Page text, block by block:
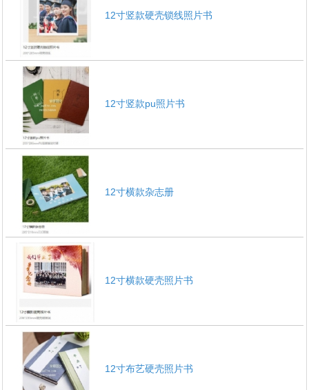
12寸竖款硬壳锁线照片书
12寸竖款pu照片书
12寸横款杂志册
12寸横款硬壳照片书
12寸布艺硬壳照片书